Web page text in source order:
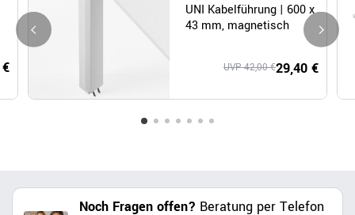
UNI Kabelführung | 600 x
43 mm, magnetisch
29,40 €
UVP 42,00 €
Noch Fragen offen? Beratung per Telefon